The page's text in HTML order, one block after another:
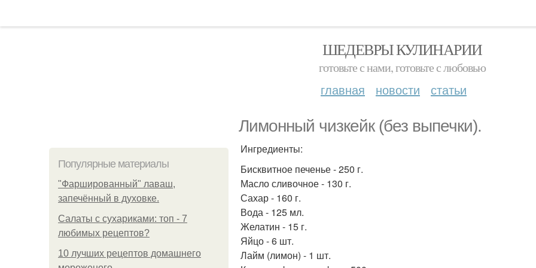
ШЕДЕВРЫ КУЛИНАРИИ
готовьте с нами, готовьте с любовью
главная новости статьи
Лимонный чизкейк (без выпечки).
Популярные материалы
"Фаршированный" лаваш,
запечённый в духовке.
Салаты с сухариками: топ - 7
любимых рецептов?
10 лучших рецептов домашнего
Ингредиенты:
Бисквитное печенье - 250 г.
Масло сливочное - 130 г.
Сахар - 160 г.
Вода - 125 мл.
Желатин - 15 г.
Яйцо - 6 шт.
Лайм (лимон) - 1 шт.